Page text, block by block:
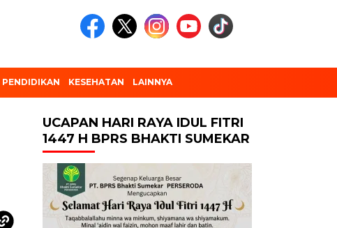
PENDIDIKAN KESEHATAN LAINNYA
UCAPAN HARI RAYA IDUL FITRI
1447 H BPRS BHAKTI SUMEKAR